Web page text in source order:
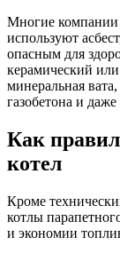
Многие компании
используют
опасным для
керамический
минеральная
газобетона и
Как
котел
Кроме
котлы
и экономии